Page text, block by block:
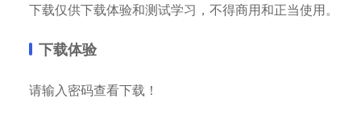
下载仅供下载体验和测试学习，不得商用和正当使用。
下载体验
请输入密码查看下载！